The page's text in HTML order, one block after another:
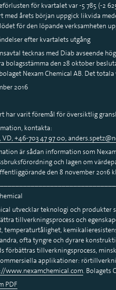
för kvartalet var -5 785 (-2
med årets början uppgick likvida
för den löpande verksamheten
efter kvartalets utgång
tecknas med Diab avseende
bolagsstämma den 28 oktober
Nexam Chemical AB. Det totala
2016
har varit föremål för översiktlig
kontakta:
+46-703 47 97 00,
är sådan information som
och lagen om
den 8 november 2016
utvecklar teknologi och
tillverkningsprocess och
temperaturtålighet,
ofta tyngre och dyrare
förbättras tillverkningsprocess,
applikationer:
www.nexamchemical.com . Bolagets
PDF